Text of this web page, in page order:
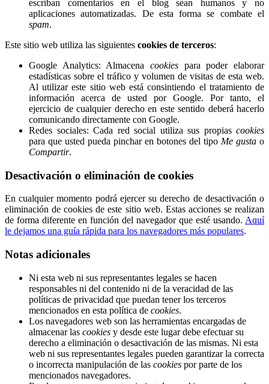
escriban comentarios en el blog sean humanos y no
aplicaciones automatizadas. De esta forma se combate el
spam.
Este sitio web utiliza las siguientes cookies de terceros:
Google Analytics: Almacena cookies para poder elaborar
estadísticas sobre el tráfico y volumen de visitas de esta web.
Al utilizar este sitio web está consintiendo el tratamiento de
información acerca de usted por Google. Por tanto, el
ejercicio de cualquier derecho en este sentido deberá hacerlo
comunicando directamente con Google.
Redes sociales: Cada red social utiliza sus propias cookies
para que usted pueda pinchar en botones del tipo Me gusta o
Compartir.
Desactivación o eliminación de cookies
En cualquier momento podrá ejercer su derecho de desactivación o
eliminación de cookies de este sitio web. Estas acciones se realizan
de forma diferente en función del navegador que esté usando. Aquí
le dejamos una guía rápida para los navegadores más populares.
Notas adicionales
Ni esta web ni sus representantes legales se hacen
responsables ni del contenido ni de la veracidad de las
políticas de privacidad que puedan tener los terceros
mencionados en esta política de cookies.
Los navegadores web son las herramientas encargadas de
almacenar las cookies y desde este lugar debe efectuar su
derecho a eliminación o desactivación de las mismas. Ni esta
web ni sus representantes legales pueden garantizar la correcta
o incorrecta manipulación de las cookies por parte de los
mencionados navegadores.